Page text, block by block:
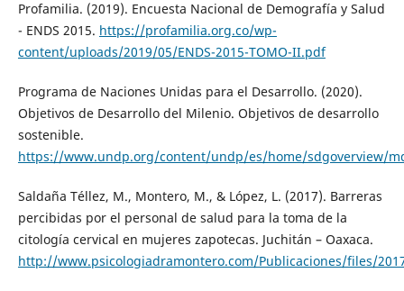
Profamilia. (2019). Encuesta Nacional de Demografía y Salud
- ENDS 2015. https://profamilia.org.co/wp-
content/uploads/2019/05/ENDS-2015-TOMO-II.pdf
Programa de Naciones Unidas para el Desarrollo. (2020).
Objetivos de Desarrollo del Milenio. Objetivos de desarrollo
sostenible.
https://www.undp.org/content/undp/es/home/sdgoverview/
Saldaña Téllez, M., Montero, M., & López, L. (2017). Barreras
percibidas por el personal de salud para la toma de la
citología cervical en mujeres zapotecas. Juchitán – Oaxaca.
http://www.psicologiadramontero.com/Publicaciones/files/